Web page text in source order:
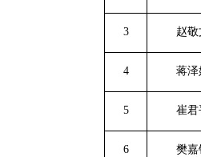
3 赵敬
4 蒋泽
5 崔君
6 樊嘉